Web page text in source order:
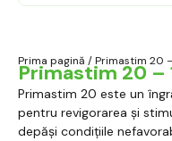
Prima pagină / Primastim 20
Primastim 20 este un
pentru revigorarea și
depăși condițiile